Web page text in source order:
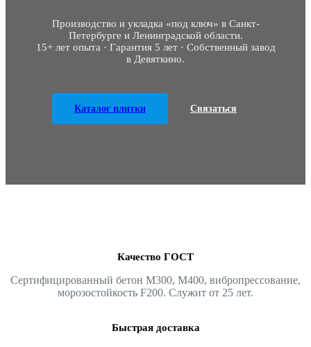
Производство и укладка «под ключ» в Санкт-
Петербурге и Ленинградской области.
15+ лет опыта · Гарантия 5 лет · Собственный завод
в Девяткино.
Каталог плитки Связаться
Качество ГОСТ
Сертифицированный бетон М300, М400, вибропрессование,
морозостойкость F200. Служит от 25 лет.
Быстрая доставка